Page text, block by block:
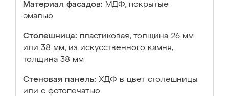
Материал фасадов: МДФ, покрытые
эмалью
Столешница: пластиковая, толщина 26 мм
или 38 мм; из искусственного камня,
толщина 38 мм
Стеновая панель: ХДФ в цвет столешницы
или с фотопечатью